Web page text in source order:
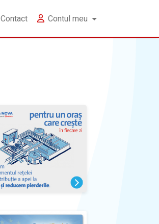
Contact Contul meu